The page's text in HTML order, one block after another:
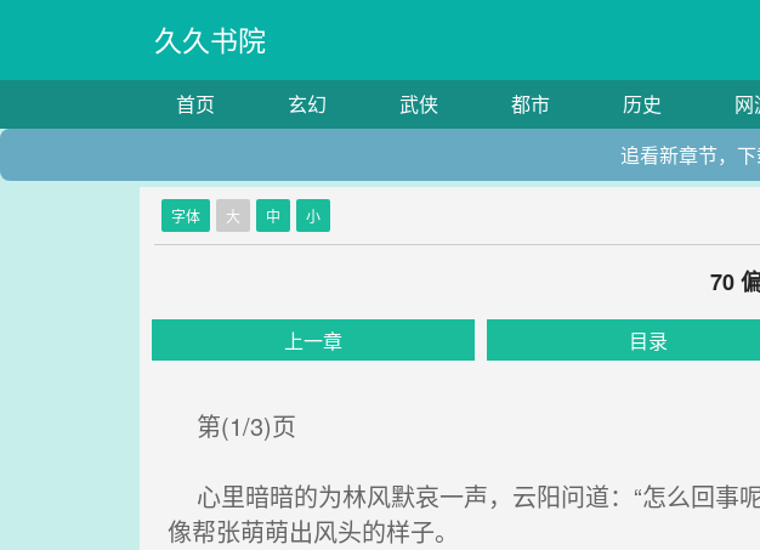
久久书院
首页 玄幻 武侠 都市 历史 网
追看新章节，
字体 大 中 小
70
上一章 目录
第(1/3)页
心里暗暗的为林风默哀一声，云阳问道：“怎么回事
像帮张萌萌出风头的样子。